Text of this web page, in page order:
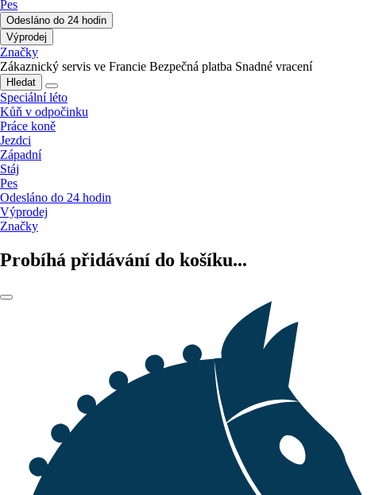
Pes
Odesláno do 24 hodin
Výprodej
Značky
Zákaznický servis ve Francie Bezpečná platba Snadné vracení
Hledat
Speciální léto
Kůň v odpočinku
Práce koně
Jezdci
Západní
Stáj
Pes
Odesláno do 24 hodin
Výprodej
Značky
Probíhá přidávání do košíku...